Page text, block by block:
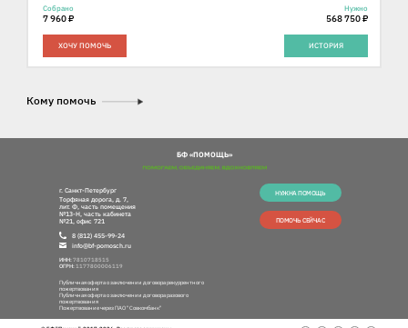
Собрано
7 960 ₽
Нужно
568 750 ₽
ХОЧУ ПОМОЧЬ ИСТОРИЯ
Кому помочь
БФ «ПОМОЩЬ»
НУЖНА ПОМОЩЬ
ПОМОЧЬ СЕЙЧАС
г. Санкт-Петербург
Торфяная дорога, д. 7,
лит. Ф, часть помещения
№13-Н, часть кабинета
№21, офис 721
8 (812) 455-99-24
info@bf-pomosch.ru
ИНН:7810718515
ОГРН:1177800006119
Публичная оферта о заключении договора рекуррентного
пожертвования
Публичная оферта о заключении договора разового
пожертвования
Пожертвование через ПАО "Совкомбанк"